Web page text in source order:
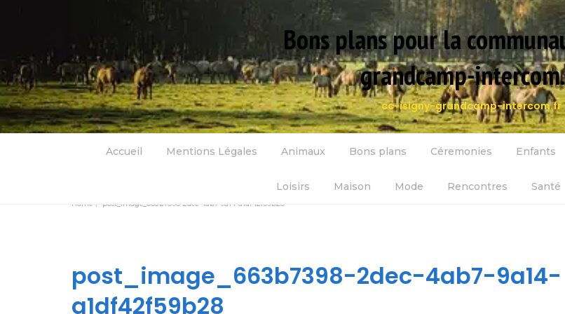
Bons plans pour la
grandcamp-
cc-isigny-grandcamp-intercom.fr
Accueil Mentions Légales Animaux Bons plans Céremonies Enfants
Loisirs Maison Mode Rencontres Santé
Home post_image_663b7398-2dec-4ab7-9a14-a1df42f59b28
post_image_663b7398-2dec-4ab7-9a14-
a1df42f59b28